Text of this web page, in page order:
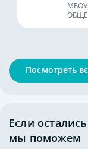
Посмотреть
г
Данный проект
самовыражении.
Если
мы поможем